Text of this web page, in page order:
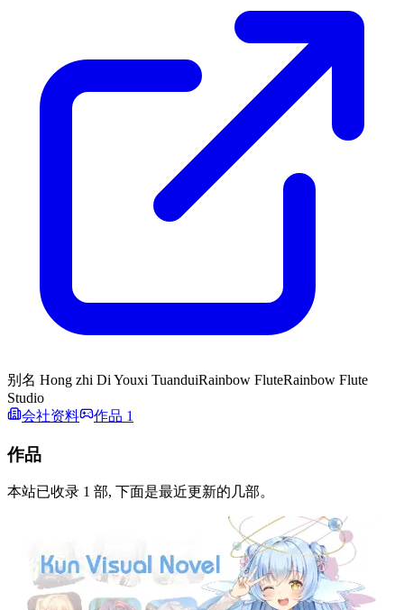
别名 Hong zhi Di Youxi TuanduiRainbow FluteRainbow Flute
Studio
会社资料
作品 1
作品
本站已收录 1 部, 下面是最近更新的几部。